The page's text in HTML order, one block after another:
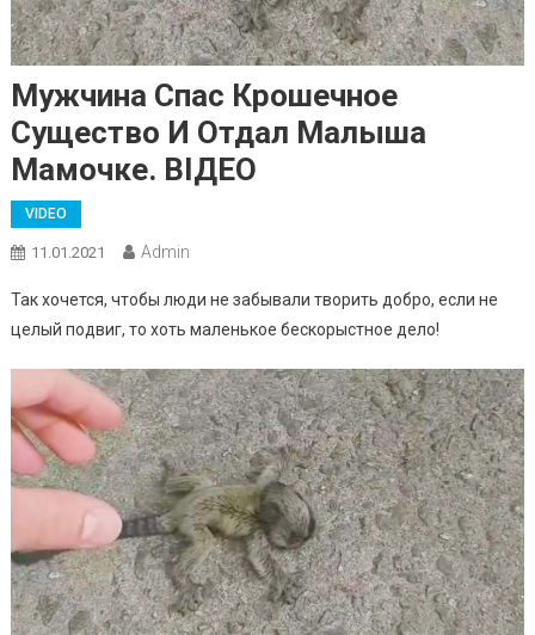
Мужчина Спас Крошечное
Существо И Отдал Малыша
Мамочке. ВIДЕО
VIDEO
11.01.2021 Admin
Так хочется, чтобы люди не забывали творить добро, если не
целый подвиг, то хоть маленькое бескорыстное дело!